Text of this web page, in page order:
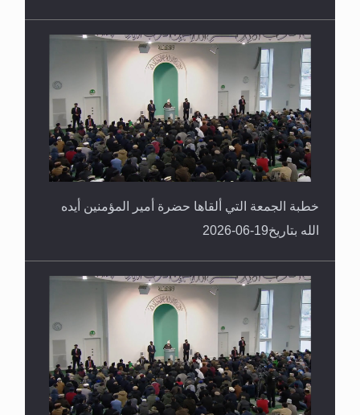
خطبة الجمعة التي ألقاها حضرة أمير المؤمنين أيده
الله بتاريخ19-06-2026